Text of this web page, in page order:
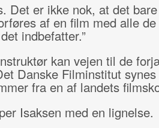
Det er ikke nok, at det
af en film med alle de
indbefatter.”
kan vejen til de
Danske Filminstitut
fra en af landets
Isaksen med en lignelse.